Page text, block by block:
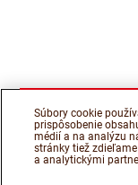
Súbory cookie
prispôsobenie
médií a na analýzu
stránky tiež
a analytickými